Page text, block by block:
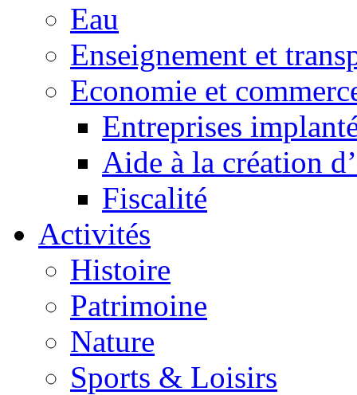
Eau
Enseignement et
Economie et
Entreprises
Aide à la création
Fiscalité
Activités
Histoire
Patrimoine
Nature
Sports & Loisirs